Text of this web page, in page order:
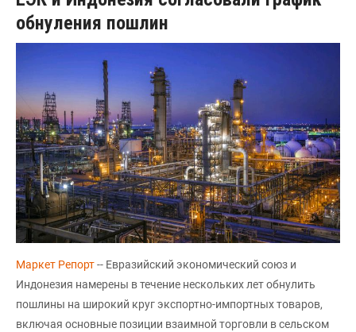
обнуления пошлин
Маркет Репорт-- Евразийский экономический союз и
Индонезия намерены в течение нескольких лет обнулить
пошлины на широкий круг экспортно-импортных товаров,
включая основные позиции взаимной торговли в сельском